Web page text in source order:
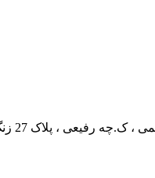
رفیعی ، پلاک 27 زنگ سوم